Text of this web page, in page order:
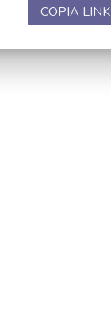
COPIA LINK